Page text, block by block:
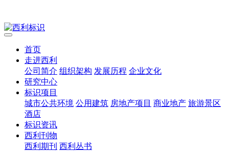
首页
走进西利
公司简介 组织架构 发展历程 企业文化
研究中心
标识项目
城市公共环境 公用建筑 房地产项目 商业地产 旅游景区
酒店
标识资讯
西利刊物
西利期刊 西利丛书